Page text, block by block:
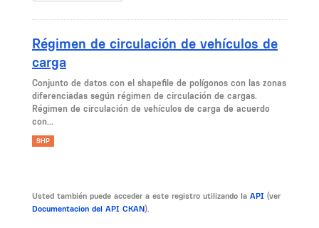
Régimen de circulación de vehículos de
carga
Conjunto de datos con el shapefile de polígonos con las zonas
diferenciadas según régimen de circulación de cargas.
Régimen de circulación de vehículos de carga de acuerdo
con...
SHP
Usted también puede acceder a este registro utilizando la API (ver
Documentacion del API CKAN).